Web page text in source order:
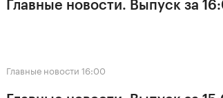
Главные новости. Выпуск за
Главные новости 16:00